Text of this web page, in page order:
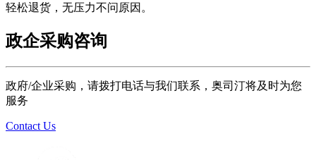
轻松退货，无压力不问原因。
政企采购咨询
政府/企业采购，请拨打电话与我们联系，奥司汀将及时为您
服务
Contact Us